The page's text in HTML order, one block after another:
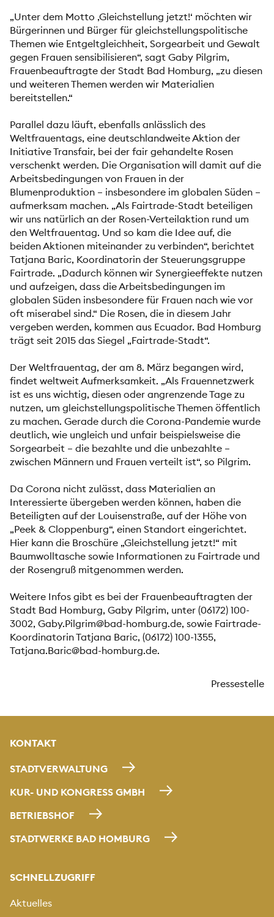
„Unter dem Motto ,Gleichstellung jetzt!‘ möchten wir
Bürgerinnen und Bürger für gleichstellungspolitische
Themen wie Entgeltgleichheit, Sorgearbeit und Gewalt
gegen Frauen sensibilisieren“, sagt Gaby Pilgrim,
Frauenbeauftragte der Stadt Bad Homburg, „zu diesen
und weiteren Themen werden wir Materialien
bereitstellen.“
Parallel dazu läuft, ebenfalls anlässlich des
Weltfrauentags, eine deutschlandweite Aktion der
Initiative Transfair, bei der fair gehandelte Rosen
verschenkt werden. Die Organisation will damit auf die
Arbeitsbedingungen von Frauen in der
Blumenproduktion – insbesondere im globalen Süden –
aufmerksam machen. „Als Fairtrade-Stadt beteiligen
wir uns natürlich an der Rosen-Verteilaktion rund um
den Weltfrauentag. Und so kam die Idee auf, die
beiden Aktionen miteinander zu verbinden“, berichtet
Tatjana Baric, Koordinatorin der Steuerungsgruppe
Fairtrade. „Dadurch können wir Synergieeffekte nutzen
und aufzeigen, dass die Arbeitsbedingungen im
globalen Süden insbesondere für Frauen nach wie vor
oft miserabel sind.“ Die Rosen, die in diesem Jahr
vergeben werden, kommen aus Ecuador. Bad Homburg
trägt seit 2015 das Siegel „Fairtrade-Stadt“.
Der Weltfrauentag, der am 8. März begangen wird,
findet weltweit Aufmerksamkeit. „Als Frauennetzwerk
ist es uns wichtig, diesen oder angrenzende Tage zu
nutzen, um gleichstellungspolitische Themen öffentlich
zu machen. Gerade durch die Corona-Pandemie wurde
deutlich, wie ungleich und unfair beispielsweise die
Sorgearbeit – die bezahlte und die unbezahlte –
zwischen Männern und Frauen verteilt ist“, so Pilgrim.
Da Corona nicht zulässt, dass Materialien an
Interessierte übergeben werden können, haben die
Beteiligten auf der Louisenstraße, auf der Höhe von
„Peek & Cloppenburg“, einen Standort eingerichtet.
Hier kann die Broschüre „Gleichstellung jetzt!“ mit
Baumwolltasche sowie Informationen zu Fairtrade und
der Rosengruß mitgenommen werden.
Weitere Infos gibt es bei der Frauenbeauftragten der
Stadt Bad Homburg, Gaby Pilgrim, unter (06172) 100-
3002, Gaby.Pilgrim@bad-homburg.de, sowie Fairtrade-
Koordinatorin Tatjana Baric, (06172) 100-1355,
Tatjana.Baric@bad-homburg.de.
Pressestelle
KONTAKT
STADTVERWALTUNG
KUR- UND KONGRESS GMBH
BETRIEBSHOF
STADTWERKE BAD HOMBURG
SCHNELLZUGRIFF
Aktuelles